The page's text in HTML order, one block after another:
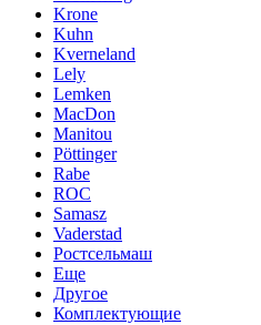
Krone
Kuhn
Kverneland
Lely
Lemken
MacDon
Manitou
Pöttinger
Rabe
ROC
Samasz
Vaderstad
Ростсельмаш
Еще
Другое
Комплектующие